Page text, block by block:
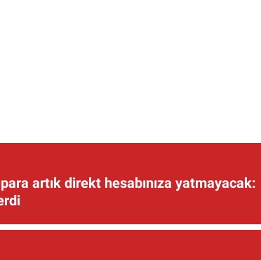
artık direkt hesabınıza yatmayacak: